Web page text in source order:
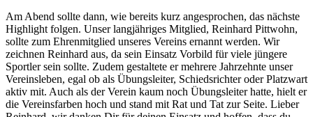
Am Abend sollte dann, wie bereits kurz angesprochen, das nächste
Highlight folgen. Unser langjähriges Mitglied, Reinhard Pittwohn,
sollte zum Ehrenmitglied unseres Vereins ernannt werden. Wir
zeichnen Reinhard aus, da sein Einsatz Vorbild für viele jüngere
Sportler sein sollte. Zudem gestaltete er mehrere Jahrzehnte unser
Vereinsleben, egal ob als Übungsleiter, Schiedsrichter oder Platzwart
aktiv mit. Auch als der Verein kaum noch Übungsleiter hatte, hielt er
die Vereinsfarben hoch und stand mit Rat und Tat zur Seite. Lieber